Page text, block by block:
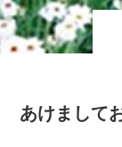
あけまして